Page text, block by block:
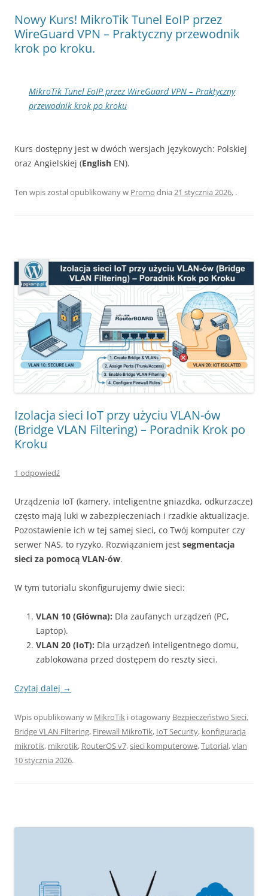
Nowy Kurs! MikroTik Tunel EoIP przez
WireGuard VPN – Praktyczny przewodnik
krok po kroku.
MikroTik Tunel EoIP przez WireGuard VPN – Praktyczny
przewodnik krok po kroku
Kurs dostępny jest w dwóch wersjach językowych: Polskiej
oraz Angielskiej (English EN).
Ten wpis został opublikowany w Promo dnia 21 stycznia 2026, .
Izolacja sieci IoT przy użyciu VLAN-ów
(Bridge VLAN Filtering) – Poradnik Krok po
Kroku
1 odpowiedź
Urządzenia IoT (kamery, inteligentne gniazdka, odkurzacze)
często mają luki w zabezpieczeniach i rzadkie aktualizacje.
Pozostawienie ich w tej samej sieci, co Twój komputer czy
serwer NAS, to ryzyko. Rozwiązaniem jest segmentacja
sieci za pomocą VLAN-ów.
W tym tutorialu skonfigurujemy dwie sieci:
VLAN 10 (Główna): Dla zaufanych urządzeń (PC,
Laptop).
VLAN 20 (IoT): Dla urządzeń inteligentnego domu,
zablokowana przed dostępem do reszty sieci.
Czytaj dalej →
Wpis opublikowany w MikroTik i otagowany Bezpieczeństwo Sieci,
Bridge VLAN Filtering, Firewall MikroTik, IoT Security, konfiguracja
mikrotik, mikrotik, RouterOS v7,sieci komputerowe,Tutorial,vlan
10 stycznia 2026.